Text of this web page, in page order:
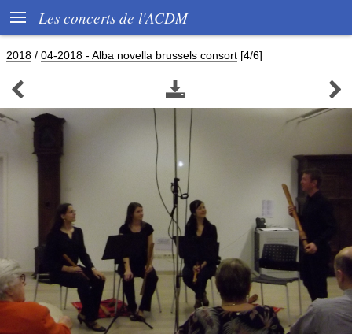
 Les concerts de l'ACDM
2018 / 04-2018 - Alba novella brussels consort [4/6]
  